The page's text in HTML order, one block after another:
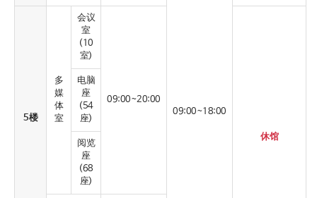
09:00~18:00
5楼
多
媒
体
室
会议
室
(10
室)
09:00~20:00
休馆
电脑
座
(54
座)
阅览
座
(68
座)